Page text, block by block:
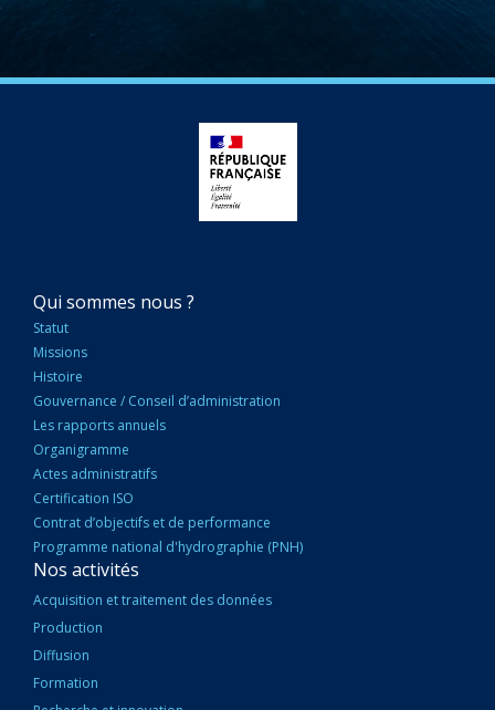
NAVIGATION
PRINCIPALE
Qui sommes nous ?
Statut
Missions
Histoire
Gouvernance / Conseil d’administration
Les rapports annuels
Organigramme
Actes administratifs
Certification ISO
Contrat d’objectifs et de performance
Programme national d'hydrographie (PNH)
Nos activités
Acquisition et traitement des données
Production
Diffusion
Formation